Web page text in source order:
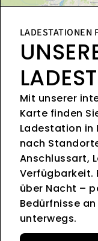
LADESTATIONEN
Mit unserer
Karte finden
Ladestation in
nach
Anschlussart,
Verfügbarkeit.
über Nacht –
Bedürfnisse
unterwegs.